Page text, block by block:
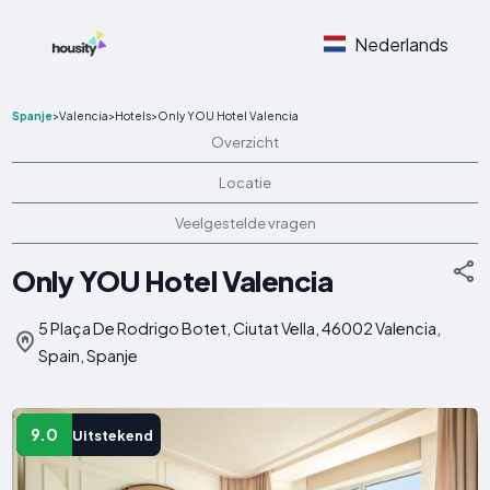
Nederlands
Spanje>Valencia>Hotels>Only YOU Hotel Valencia
Overzicht
Locatie
Veelgestelde vragen
Only YOU Hotel Valencia
5 Plaça De Rodrigo Botet, Ciutat Vella, 46002 Valencia,
Spain, Spanje
9.0 Uitstekend